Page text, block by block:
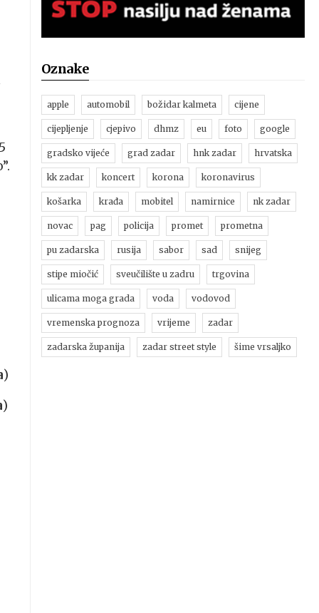
)
)
Oznake
apple automobil božidar kalmeta cijene
cijepljenje cjepivo dhmz eu foto google
gradsko vijeće grad zadar hnk zadar hrvatska
kk zadar koncert korona koronavirus
košarka krađa mobitel namirnice nk zadar
novac pag policija promet prometna
pu zadarska rusija sabor sad snijeg
stipe miočić sveučilište u zadru trgovina
ulicama moga grada voda vodovod
vremenska prognoza vrijeme zadar
zadarska županija zadar street style šime vrsaljko